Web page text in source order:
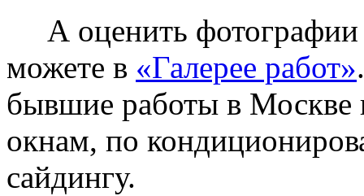
А оценить фотографии
можете в «Галерее работ»
бывшие работы в Москве
окнам, по
сайдингу.